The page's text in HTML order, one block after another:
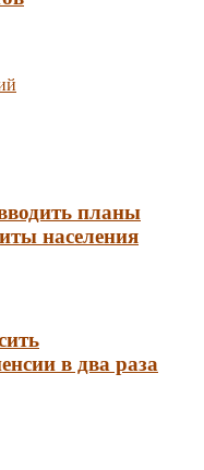
планы
населения
в два раза